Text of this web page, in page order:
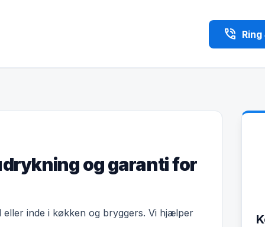
phone_in_talk
og garanti for
inde i køkken og bryggers. Vi hjælper